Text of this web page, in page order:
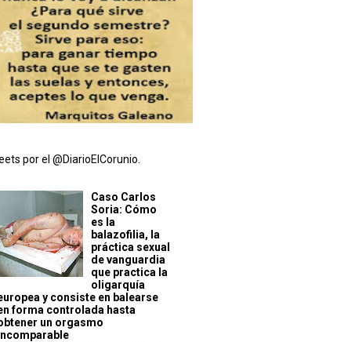
por el @DiarioElCorunio.
Caso Carlos
Soria: Cómo
es la
balazofilia, la
práctica sexual
de vanguardia
que practica la
oligarquía
y consiste en balearse
forma controlada hasta
un orgasmo